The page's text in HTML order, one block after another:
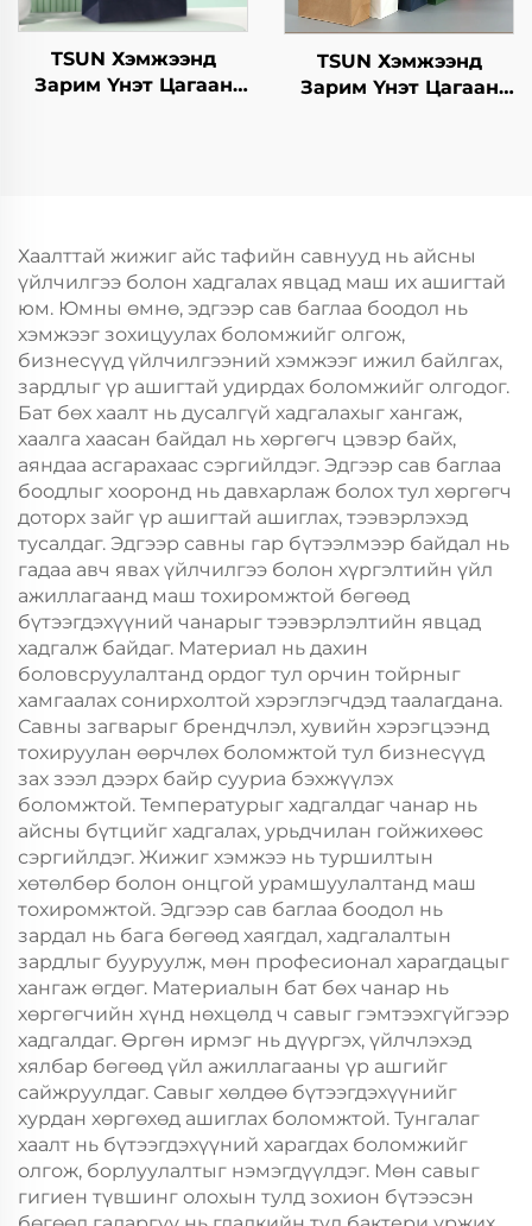
пластик зам
TSUN Хэмжээнд
Зарим Үнэт Цагаан
TSUN Хэмжээнд
Зарим Үнэт Цагаан
Пластик Пакинг
Хаалттай жижиг айс тафийн савнууд нь айсны
үйлчилгээ болон хадгалах явцад маш их ашигтай
юм. Юмны өмнө, эдгээр сав баглаа боодол нь
хэмжээг зохицуулах боломжийг олгож,
бизнесүүд үйлчилгээний хэмжээг ижил байлгах,
зардлыг үр ашигтай удирдах боломжийг олгодог.
Бат бөх хаалт нь дусалгүй хадгалахыг хангаж,
хаалга хаасан байдал нь хөргөгч цэвэр байх,
аяндаа асгарахаас сэргийлдэг. Эдгээр сав баглаа
боодлыг хооронд нь давхарлаж болох тул хөргөгч
доторх зайг үр ашигтай ашиглах, тээвэрлэхэд
тусалдаг. Эдгээр савны гар бүтээлмээр байдал нь
гадаа авч явах үйлчилгээ болон хүргэлтийн үйл
ажиллагаанд маш тохиромжтой бөгөөд
бүтээгдэхүүний чанарыг тээвэрлэлтийн явцад
хадгалж байдаг. Материал нь дахин
боловсруулалтанд ордог тул орчин тойрныг
хамгаалах сонирхолтой хэрэглэгчдэд таалагдана.
Савны загварыг брендчлэл, хувийн хэрэгцээнд
тохируулан өөрчлөх боломжтой тул бизнесүүд
зах зээл дээрх байр сууриа бэхжүүлэх
боломжтой. Температурыг хадгалдаг чанар нь
айсны бүтцийг хадгалах, урьдчилан гойжихөөс
сэргийлдэг. Жижиг хэмжээ нь туршилтын
хөтөлбөр болон онцгой урамшуулалтанд маш
тохиромжтой. Эдгээр сав баглаа боодол нь
зардал нь бага бөгөөд хаягдал, хадгалалтын
зардлыг бууруулж, мөн професионал харагдацыг
хангаж өгдөг. Материалын бат бөх чанар нь
хөргөгчийн хүнд нөхцөлд ч савыг гэмтээхгүйгээр
хадгалдаг. Өргөн ирмэг нь дүүргэх, үйлчлэхэд
хялбар бөгөөд үйл ажиллагааны үр ашгийг
сайжруулдаг. Савыг хөлдөө бүтээгдэхүүнийг
хурдан хөргөхөд ашиглах боломжтой. Тунгалаг
хаалт нь бүтээгдэхүүний харагдах боломжийг
олгож, борлуулалтыг нэмэгдүүлдэг. Мөн савыг
гигиен түвшинг олохын тулд зохион бүтээсэн